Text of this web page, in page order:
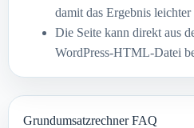
damit das Ergebnis
Die Seite kann direkt aus
WordPress-HTML-Datei
Grundumsatzrechner FAQ